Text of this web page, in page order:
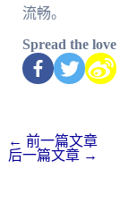
流畅。
Spread the love
← 前一篇文章
后一篇文章 →